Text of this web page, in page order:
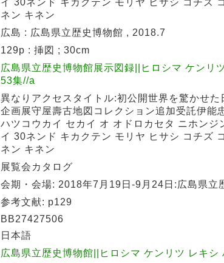
イ 30ネンド キカクテン モリヤ ヒサシ コチズ
ネン キネン
広島 : 広島県立歴史博物館 , 2018.7
129p : 挿図 ; 30cm
広島県立歴史博物館展示図録||ヒロシマ ケン
53集//a
異なりアクセスタイトル:初公開世界を驚かせ
企画展守屋壽古地図コレクション追加受託伊能
ハツコウカイ セカイ オ オドロカセタ ニホン
イ 30ネンド キカクテン モリヤ ヒサシ コチズ
ネン キネン
展覧会カタログ
会期・会場: 2018年7月19日-9月24日:広島県立
参考文献: p129
BB27427506
日本語
広島県立歴史博物館||ヒロシマ ケンリツ レキ